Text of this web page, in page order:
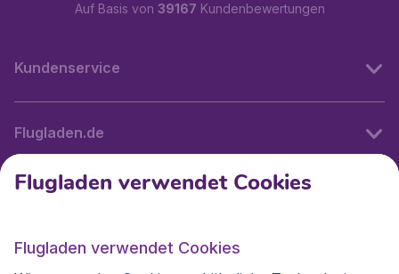
Auf Basis von 39167 Kundenbewertungen
Kundenservice
Flugladen.de
Internationale Webseiten
Folgen Sie uns:
Flugladen verwendet Cookies
Flugladen verwendet Cookies